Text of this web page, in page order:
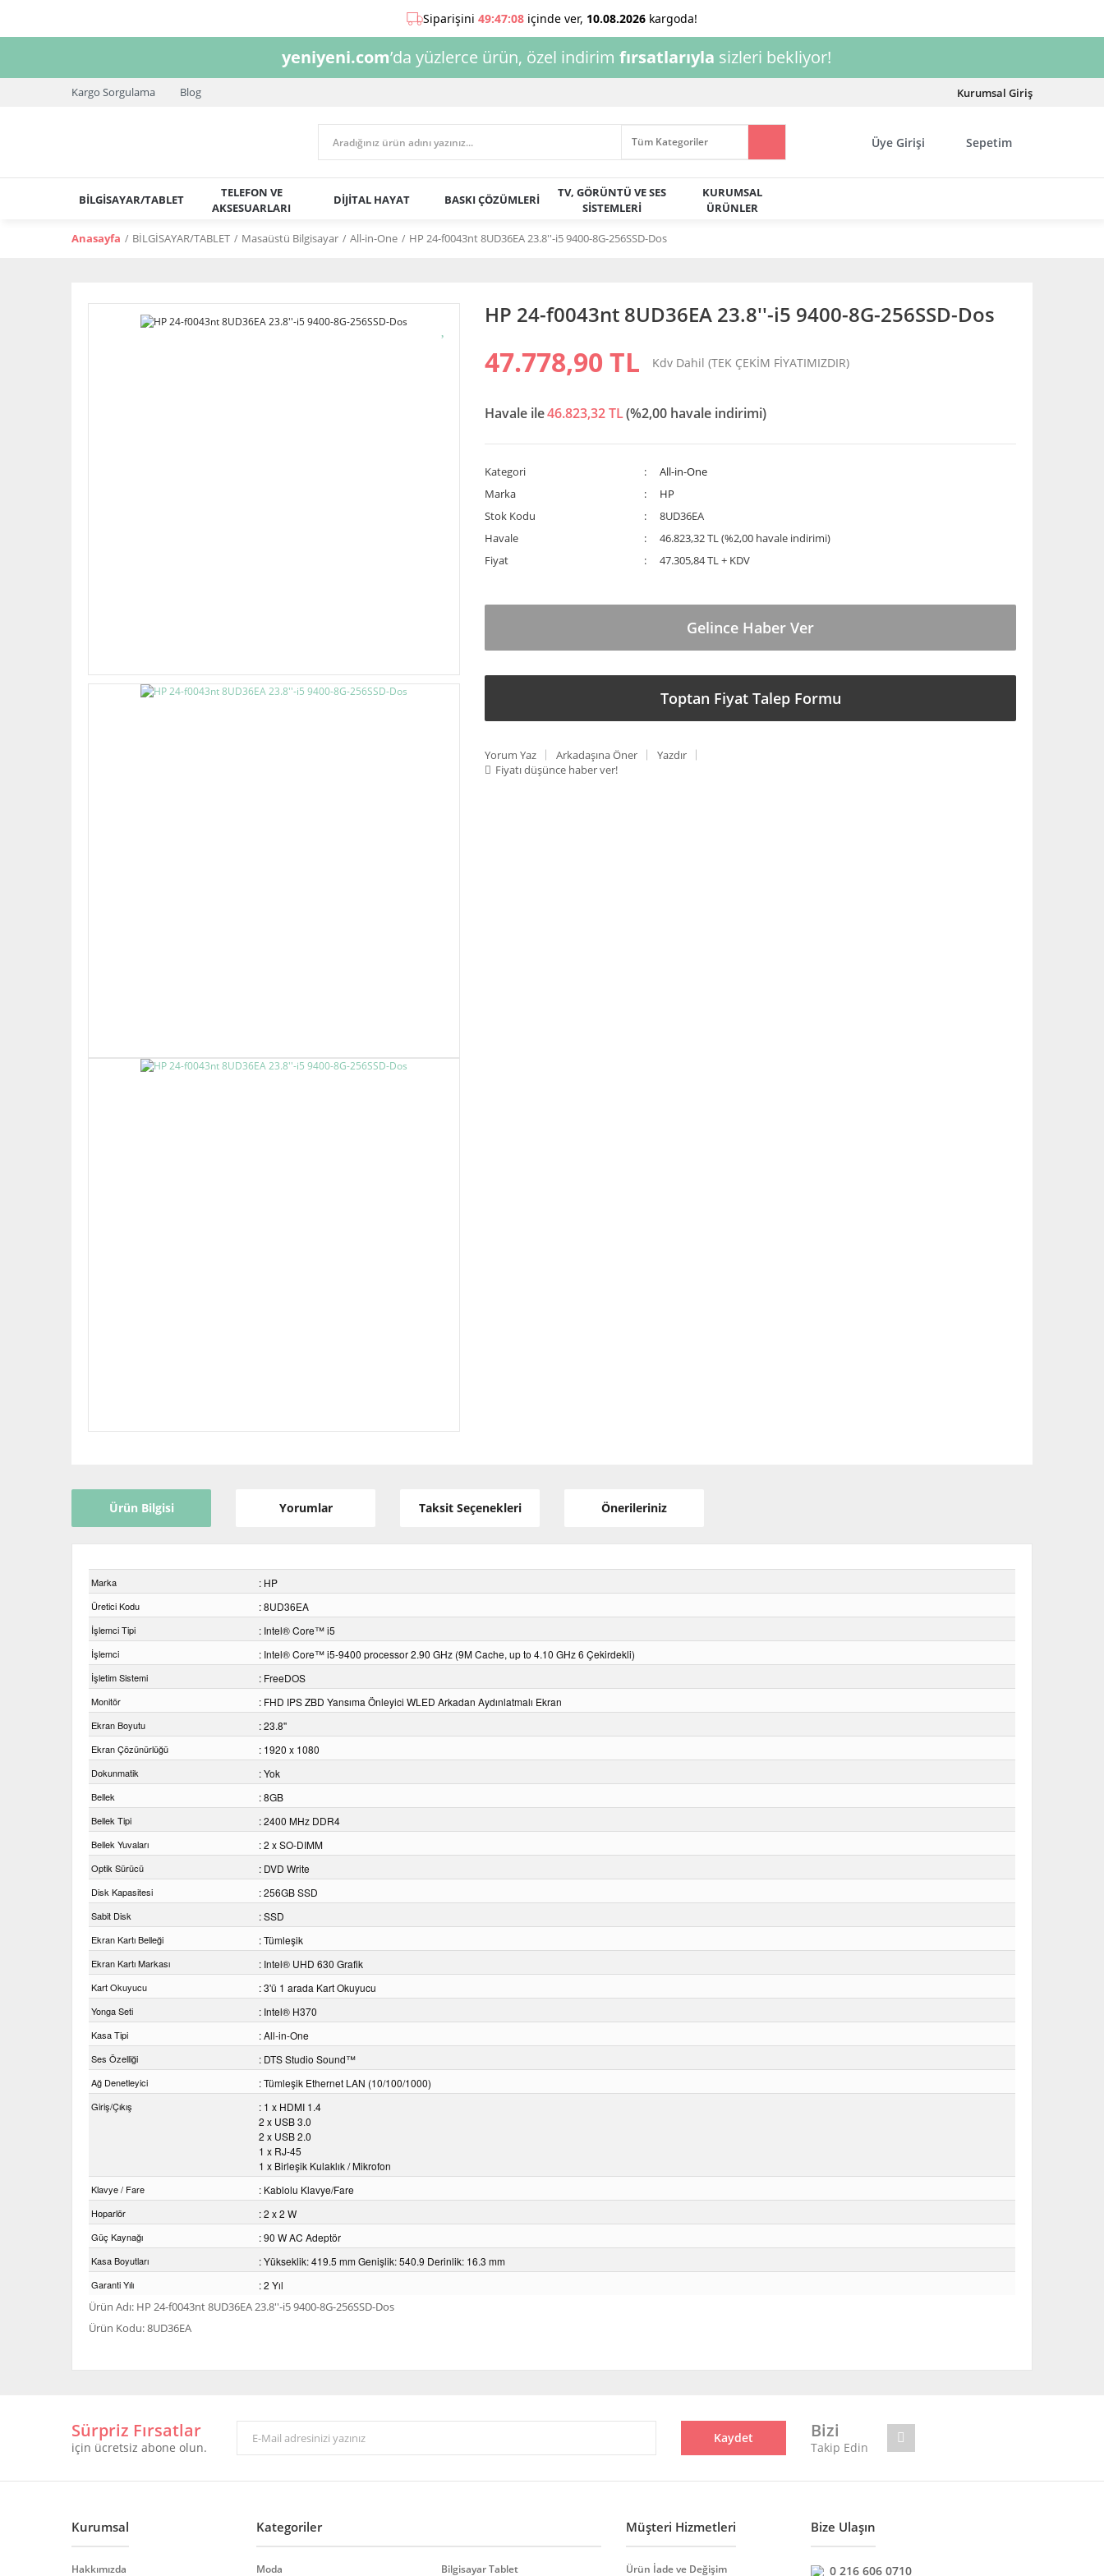
yeniyeni.com’da yüzlerce ürün, özel indirim fırsatlarıyla sizleri bekliyor!
Kargo Sorgulama Blog Kurumsal Giriş
Üye Girişi Sepetim
BİLGİSAYAR/TABLET
TELEFON VE
AKSESUARLARI
DİJİTAL HAYAT BASKI ÇÖZÜMLERİ
TV, GÖRÜNTÜ VE SES
SİSTEMLERİ
KURUMSAL
ÜRÜNLER
Anasayfa BİLGİSAYAR/TABLET Masaüstü Bilgisayar All-in-One HP 24-f0043nt 8UD36EA 23.8''-i5 9400-8G-256SSD-Dos
HP 24-f0043nt 8UD36EA 23.8''-i5 9400-8G-256SSD-Dos
47.778,90 TL Kdv Dahil (TEK ÇEKİM FİYATIMIZDIR)
Havale ile46.823,32 TL(%2,00 havale indirimi)
Kategori
All-in-One
Marka
HP
Stok Kodu
8UD36EA
Havale
46.823,32 TL (%2,00 havale indirimi)
Fiyat
47.305,84 TL + KDV
Gelince Haber Ver
Toptan Fiyat Talep Formu
Yorum Yaz Arkadaşına Öner
Yazdır
Fiyatı düşünce haber ver!
Ürün Bilgisi Yorumlar Taksit Seçenekleri Önerileriniz
Marka : HP
Üretici Kodu : 8UD36EA
İşlemci Tipi : Intel® Core™ i5
İşlemci : Intel® Core™ i5-9400 processor 2.90 GHz (9M Cache, up to 4.10 GHz 6 Çekirdekli)
İşletim Sistemi : FreeDOS
Monitör : FHD IPS ZBD Yansıma Önleyici WLED Arkadan Aydınlatmalı Ekran
Ekran Boyutu : 23.8''
Ekran Çözünürlüğü : 1920 x 1080
Dokunmatik : Yok
Bellek : 8GB
Bellek Tipi : 2400 MHz DDR4
Bellek Yuvaları : 2 x SO-DIMM
Optik Sürücü : DVD Write
Disk Kapasitesi : 256GB SSD
Sabit Disk : SSD
Ekran Kartı Belleği : Tümleşik
Ekran Kartı Markası : Intel® UHD 630 Grafik
Kart Okuyucu : 3'ü 1 arada Kart Okuyucu
Yonga Seti : Intel® H370
Kasa Tipi : All-in-One
Ses Özelliği : DTS Studio Sound™
Ağ Denetleyici : Tümleşik Ethernet LAN (10/100/1000)
Giriş/Çıkış
: 1 x HDMI 1.4
2 x USB 3.0
2 x USB 2.0
1 x RJ-45
1 x Birleşik Kulaklık / Mikrofon
Klavye / Fare : Kablolu Klavye/Fare
Hoparlör : 2 x 2 W
Güç Kaynağı : 90 W AC Adeptör
Kasa Boyutları : Yükseklik: 419.5 mm Genişlik: 540.9 Derinlik: 16.3 mm
Garanti Yılı : 2 Yıl
Ürün Adı: HP 24-f0043nt 8UD36EA 23.8''-i5 9400-8G-256SSD-Dos
Ürün Kodu: 8UD36EA
Ürün resmi kalitesiz, bozuk veya görüntülenemiyor.
Ürün açıklamasında eksik bilgiler bulunuyor.
Sürpriz Fırsatlar
için ücretsiz abone olun.
Kaydet Bizi
Takip Edin
Kurumsal
Hakkımızda
Kategoriler
Moda Bilgisayar Tablet
Müşteri Hizmetleri
Ürün İade ve Değişim
Bize Ulaşın
0 216 606 0710